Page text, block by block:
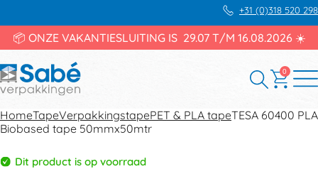
+31 (0)318 520 298
📦 ONZE VAKANTIESLUITING IS 29.07 T/M 16.08.2026 ☀️
0
HomeTapeVerpakkingstapePET & PLA tapeTESA 60400 PLA
Biobased tape 50mmx50mtr
Dit product is op voorraad